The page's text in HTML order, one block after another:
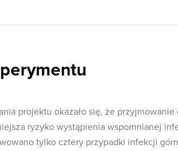
projektu okazało się, że
ryzyko wystąpienia wspomnianej
tylko cztery przypadki infekcji